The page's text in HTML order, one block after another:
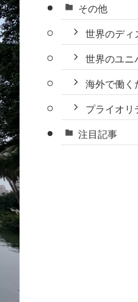
その他
世界のディ
世界のユニ
海外で働く
プライオリ
注目記事